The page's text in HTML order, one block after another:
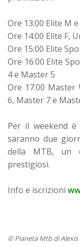
Ore 13:00 Elite M
Ore 14:00 Elite F,
Ore 15:00 Elite
Ore 16:00 Elite
4 e Master 5
Ore 17:00 Master
6, Master 7 e
Per il weekend
saranno due
della MTB, un
prestigiosi.
Info e iscrizioni
© Pianeta Mtb di